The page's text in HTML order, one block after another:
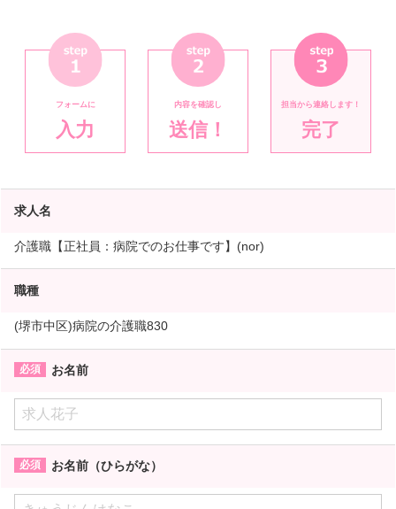
フォームに
入力
内容を確認し
送信！
担当から連絡します！
完了
求人名
介護職【正社員：病院でのお仕事です】(nor)
職種
(堺市中区)病院の介護職830
お名前
お名前（ひらがな）